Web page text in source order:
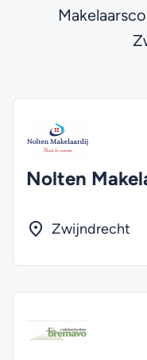
Nolten
Zwijndrecht